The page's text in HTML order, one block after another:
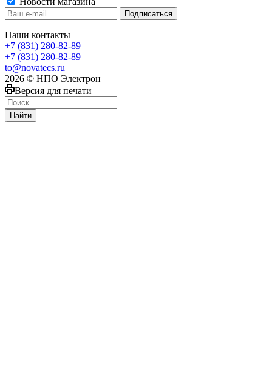
Наши контакты
+7 (831) 280-82-89
+7 (831) 280-82-89
to@novatecs.ru
2026 © НПО Электрон
Версия для печати
Найти